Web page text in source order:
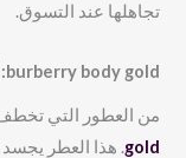
تجاهلها عند التسوق.
burberry body gold
من العطور التي تخطف
gold. هذا العطر يجسد